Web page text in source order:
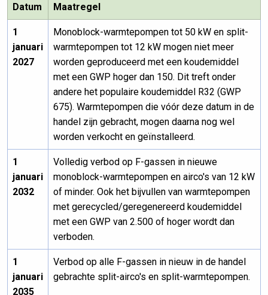
Datum Maatregel
1
januari
2027
Monoblock-warmtepompen tot 50 kW en split-
warmtepompen tot 12 kW mogen niet meer
worden geproduceerd met een koudemiddel
met een GWP hoger dan 150. Dit treft onder
andere het populaire koudemiddel R32 (GWP
675). Warmtepompen die vóór deze datum in de
handel zijn gebracht, mogen daarna nog wel
worden verkocht en geïnstalleerd.
1
januari
2032
Volledig verbod op F-gassen in nieuwe
monoblock-warmtepompen en airco's van 12 kW
of minder. Ook het bijvullen van warmtepompen
met gerecycled/geregenereerd koudemiddel
met een GWP van 2.500 of hoger wordt dan
verboden.
1
januari
2035
Verbod op alle F-gassen in nieuw in de handel
gebrachte split-airco's en split-warmtepompen.